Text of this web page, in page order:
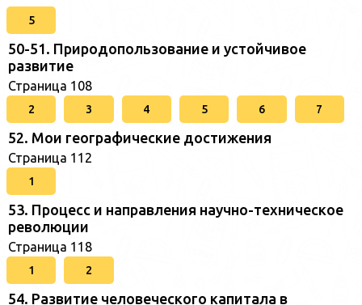
5
50-51. Природопользование и устойчивое
развитие
Страница 108
2 3 4 5 6 7
52. Мои географические достижения
Страница 112
1
53. Процесс и направления научно-техническое
революции
Страница 118
1 2
54. Развитие человеческого капитала в